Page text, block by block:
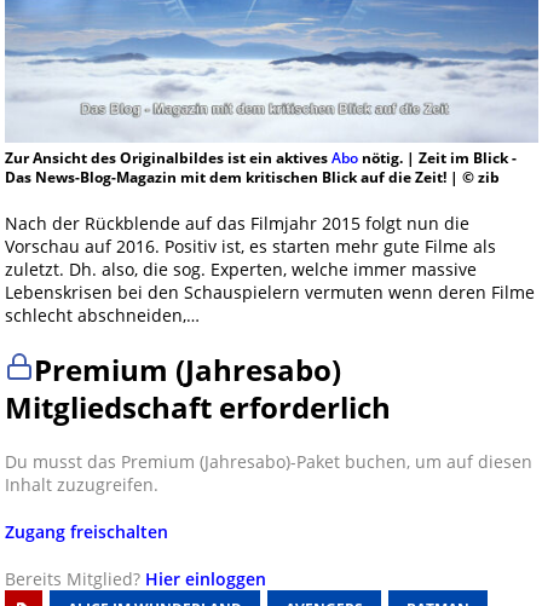
Zur Ansicht des Originalbildes ist ein aktivesAbonötig. | Zeit im Blick -
Das News-Blog-Magazin mit dem kritischen Blick auf die Zeit! | © zib
Nach der Rückblende auf das Filmjahr 2015 folgt nun die
Vorschau auf 2016. Positiv ist, es starten mehr gute Filme als
zuletzt. Dh. also, die sog. Experten, welche immer massive
Lebenskrisen bei den Schauspielern vermuten wenn deren Filme
schlecht abschneiden,…
Premium (Jahresabo)
Mitgliedschaft erforderlich
Du musst das Premium (Jahresabo)-Paket buchen, um auf diesen
Inhalt zuzugreifen.
Zugang freischalten
Bereits Mitglied? Hier einloggen